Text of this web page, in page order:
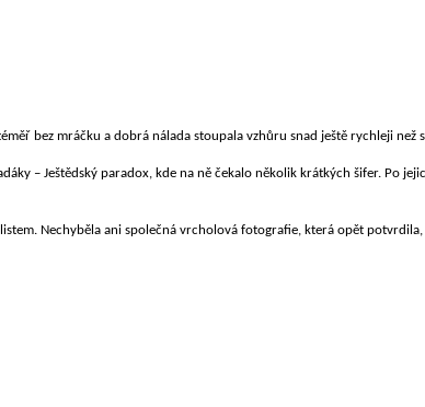
bez mráčku a dobrá nálada stoupala vzhůru snad ještě rychleji než
– Ještědský paradox, kde na ně čekalo několik krátkých šifer. Po
Nechyběla ani společná vrcholová fotografie, která opět